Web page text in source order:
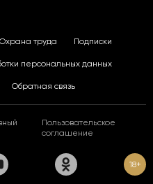
Охрана труда Подписки
персональных данных
Обратная связь
Пользовательское
соглашение
18+